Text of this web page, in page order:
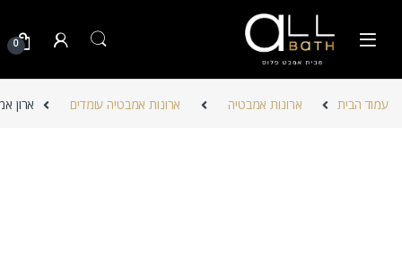
0
עמוד הבית ארונות אמבטיה ארונות אמבטיה עומדים ארון